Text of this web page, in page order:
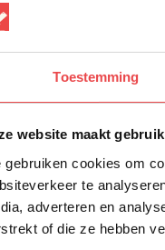
Toestemming
website maakt
gebruiken cookies om
te
adverteren en
of die ze hebben
krachtige sauzen,
Frituren en
Daarnaast leent
Ossewit en reuzel
Ossewitenreuzel
niet exact